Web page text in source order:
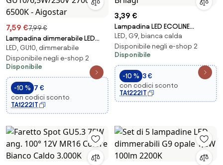
7,59 €7,99 €
Lampadina dimmerabile LED
RGBW MESH Smart
GU10/6,5W/230V 2700-6500K -
Aigostar
LED, GU10, dimmerabile
Disponibile negli e-shop 2
Disponibile
-10 % 7 €
con codici sconto
TA1222IT
3,39 €
Lampadina LED ECOLINE
LED, G9, bianca calda
Disponibile negli e-shop 2
Disponibile
-10 % 3 €
con codici sconto
TA1222IT